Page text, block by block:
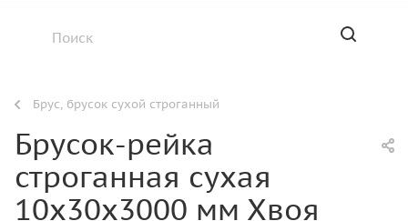
Брус, брусок сухой строганный
Брусок-рейка
строганная сухая
10х30х3000 мм Хвоя